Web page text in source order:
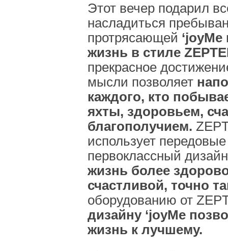
Этот вечер подарил
насладиться
протрясающей ‘joyMe
жизнь в стиле
прекрасное
мысли позволяет
каждого, кто
яхты, здоровьем,
благополучием.
использует
первоклассный
жизнь более
счастливой, точно
оборудованию от
дизайну ‘joyMe
жизнь к лучшему.